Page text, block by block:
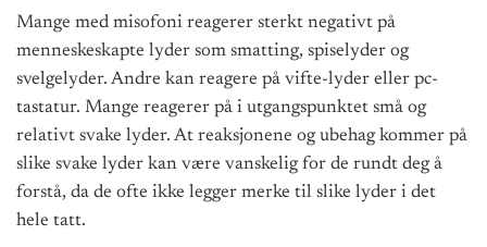
Mange med misofoni reagerer sterkt negativt på
menneskeskapte lyder som smatting, spiselyder og
svelgelyder. Andre kan reagere på vifte-lyder eller pc-
tastatur. Mange reagerer på i utgangspunktet små og
relativt svake lyder. At reaksjonene og ubehag kommer på
slike svake lyder kan være vanskelig for de rundt deg å
forstå, da de ofte ikke legger merke til slike lyder i det
hele tatt.